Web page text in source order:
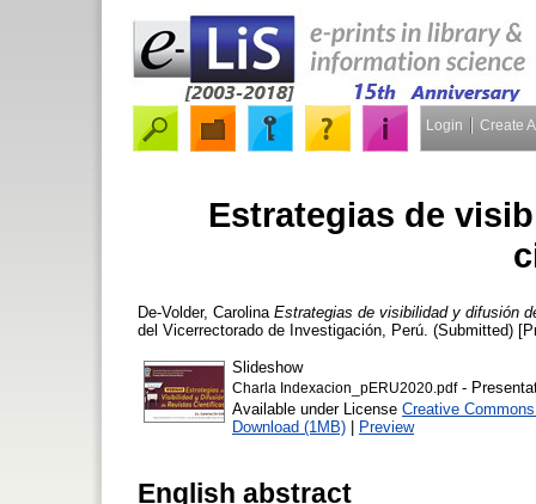
Login Create
Estrategias de
De-Volder, Carolina Estrategias de visibilidad y difusión
del Vicerrectorado de Investigación, Perú. (Submitted)
Slideshow
Charla Indexacion_pERU2020.pdf-
Available under License Creative
Download (1MB) | Preview
English abstract